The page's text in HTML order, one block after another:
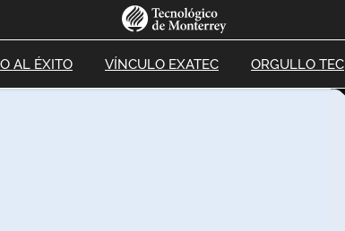
AL ÉXITO VÍNCULO EXATEC ORGULLO TEC